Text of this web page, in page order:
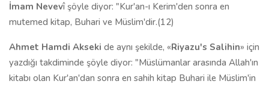
İmam Nevevî şöyle diyor: "Kur'an-ı Kerim'den sonra en
mutemed kitap, Buhari ve Müslim'dir.(12)
Ahmet Hamdi Akseki de aynı şekilde, «Riyazu's Salihin» için
yazdığı takdiminde şöyle diyor: "Müslümanlar arasında Allah'ın
kitabı olan Kur'an'dan sonra en sahih kitap Buhari ile Müslim'in